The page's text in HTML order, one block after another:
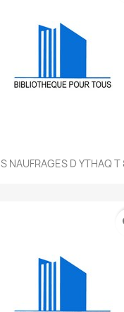
NAUFRAGES D YTHAQ T